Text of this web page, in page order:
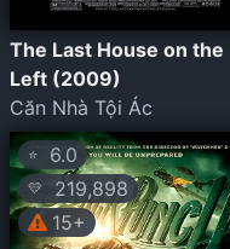
The Last House on the
Left (2009)
Căn Nhà Tội Ác
⭐ 6.0
💛
219,898
15+